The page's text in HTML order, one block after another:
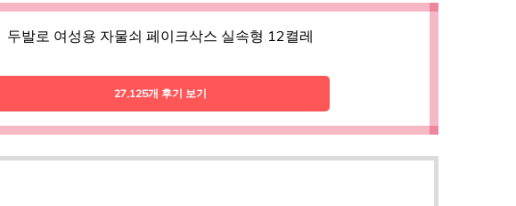
두발로 여성용 자물쇠 페이크삭스 실속형 12켤레
27,125개 후기 보기